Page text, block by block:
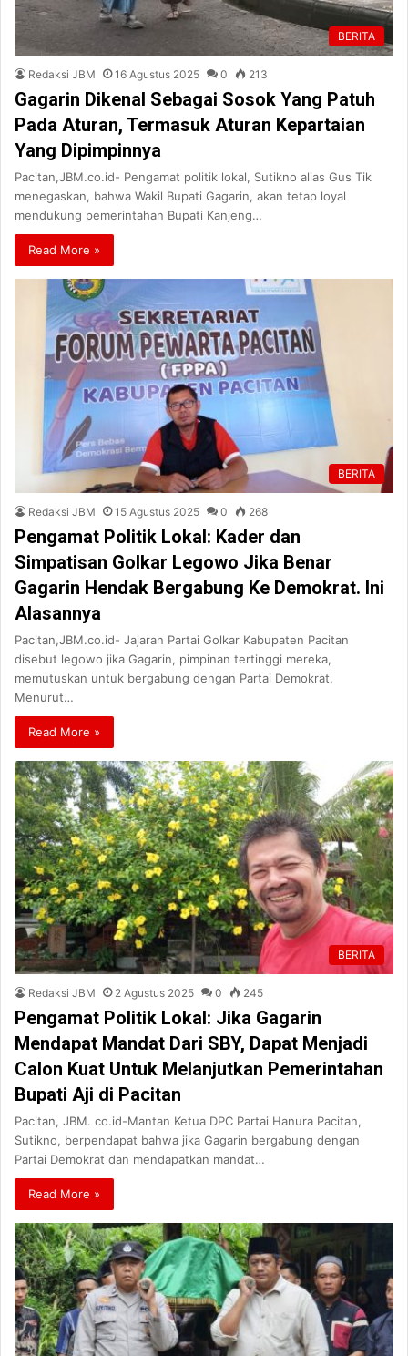
BERITA
Redaksi JBM 16 Agustus 2025 0 213
Gagarin Dikenal Sebagai Sosok Yang Patuh
Pada Aturan, Termasuk Aturan Kepartaian
Yang Dipimpinnya
Pacitan,JBM.co.id- Pengamat politik lokal, Sutikno alias Gus Tik
menegaskan, bahwa Wakil Bupati Gagarin, akan tetap loyal
mendukung pemerintahan Bupati Kanjeng…
Read More »
BERITA
Redaksi JBM 15 Agustus 2025 0 268
Pengamat Politik Lokal: Kader dan
Simpatisan Golkar Legowo Jika Benar
Gagarin Hendak Bergabung Ke Demokrat. Ini
Alasannya
Pacitan,JBM.co.id- Jajaran Partai Golkar Kabupaten Pacitan
disebut legowo jika Gagarin, pimpinan tertinggi mereka,
memutuskan untuk bergabung dengan Partai Demokrat.
Menurut…
Read More »
BERITA
Redaksi JBM 2 Agustus 2025 0 245
Pengamat Politik Lokal: Jika Gagarin
Mendapat Mandat Dari SBY, Dapat Menjadi
Calon Kuat Untuk Melanjutkan Pemerintahan
Bupati Aji di Pacitan
Pacitan, JBM. co.id-Mantan Ketua DPC Partai Hanura Pacitan,
Sutikno, berpendapat bahwa jika Gagarin bergabung dengan
Partai Demokrat dan mendapatkan mandat…
Read More »